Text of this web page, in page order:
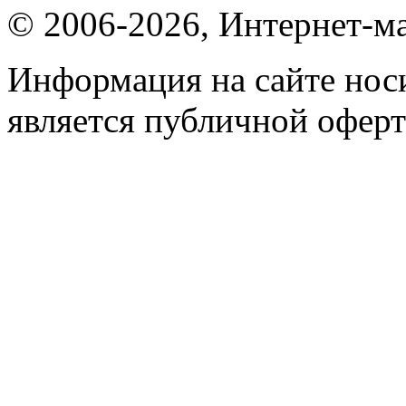
© 2006-2026, Интернет-
Информация на сайте
является публичной